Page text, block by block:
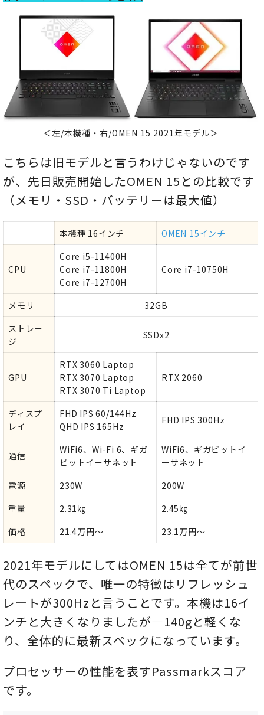
＜左/本機種・右/OMEN 15 2021年モデル＞
こちらは旧モデルと言うわけじゃないのです
が、先日販売開始したOMEN 15との比較です
（メモリ・SSD・バッテリーは最大値）
本機種 16インチ OMEN 15インチ
CPU
Core i5-11400H
Core i7-11800H
Core i7-12700H
Core i7-10750H
メモリ
32GB
ストレー
ジ
SSDx2
GPU
RTX 3060 Laptop
RTX 3070 Laptop
RTX 3070 Ti Laptop
RTX 2060
ディスプ
レイ
FHD IPS 60/144Hz
QHD IPS 165Hz
FHD IPS 300Hz
通信
WiFi6、Wi-Fi 6、ギガ
ビットイーサネット
WiFi6、ギガビットイ
ーサネット
電源
230W
200W
重量
2.31㎏
2.45㎏
価格
21.4万円～ 23.1万円～
2021年モデルにしてはOMEN 15は全てが前世
代のスペックで、唯一の特徴はリフレッシュ
レートが300Hzと言うことです。本機は16イ
ンチと大きくなりましたが―140gと軽くな
り、全体的に最新スペックになっています。
プロセッサーの性能を表すPassmarkスコア
です。